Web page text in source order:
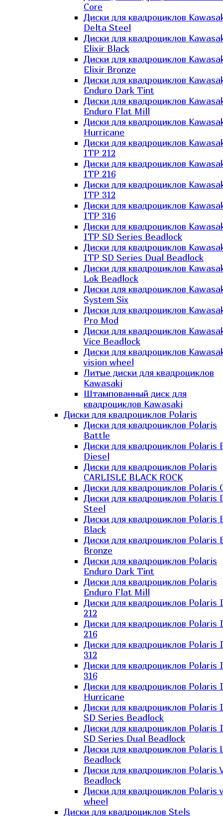
Core
Диски для квадроциклов
Delta Steel
Диски для квадроциклов
Elixir Black
Диски для квадроциклов
Elixir Bronze
Диски для квадроциклов
Enduro Dark Tint
Диски для квадроциклов
Enduro Flat Mill
Диски для квадроциклов
Hurricane
Диски для квадроциклов
ITP 212
Диски для квадроциклов
ITP 216
Диски для квадроциклов
ITP 312
Диски для квадроциклов
ITP 316
Диски для квадроциклов
ITP SD Series Beadlock
Диски для квадроциклов
ITP SD Series Dual Beadlock
Диски для квадроциклов
Lok Beadlock
Диски для квадроциклов
System Six
Диски для квадроциклов
Pro Mod
Диски для квадроциклов
Vice Beadlock
Диски для квадроциклов
vision wheel
Литые диски для квадроциклов
Kawasaki​
Штампованный диск для
квадроциклов Kawasaki​
Диски для квадроциклов Polaris
Диски для квадроциклов Polaris
Battle
Диски для квадроциклов Polaris
Diesel
Диски для квадроциклов Polaris
CARLISLE BLACK ROCK
Диски для квадроциклов Polaris
Диски для квадроциклов Polaris
Steel
Диски для квадроциклов Polaris
Black
Диски для квадроциклов Polaris
Bronze
Диски для квадроциклов Polaris
Enduro Dark Tint
Диски для квадроциклов Polaris
Enduro Flat Mill
Диски для квадроциклов Polaris
212
Диски для квадроциклов Polaris
216
Диски для квадроциклов Polaris
312
Диски для квадроциклов Polaris
316
Диски для квадроциклов Polaris
Hurricane
Диски для квадроциклов Polaris
SD Series Beadlock
Диски для квадроциклов Polaris
SD Series Dual Beadlock
Диски для квадроциклов Polaris
Beadlock
Диски для квадроциклов Polaris
Beadlock
Диски для квадроциклов Polaris
wheel
Диски для квадроциклов Stels